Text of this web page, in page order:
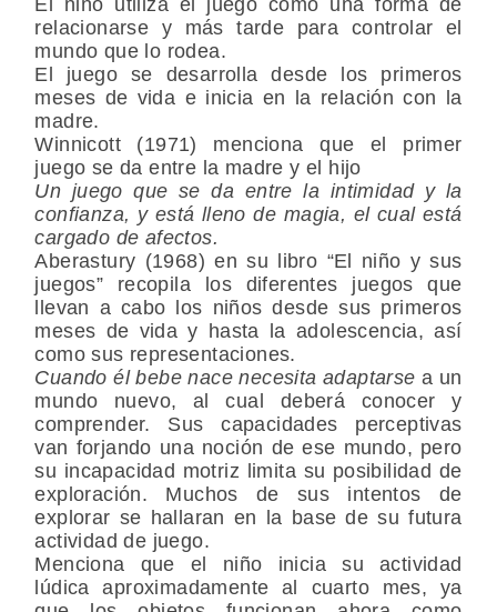
relacionarse y más tarde para controlar el
mundo que lo rodea.
El juego se desarrolla desde los primeros
meses de vida e inicia en la relación con la
madre.
Winnicott (1971) menciona que el primer
juego se da entre la madre y el hijo
Un juego que se da entre la intimidad y la
confianza, y está lleno de magia, el cual está
cargado de afectos.
Aberastury (1968) en su libro “El niño y sus
juegos” recopila los diferentes juegos que
llevan a cabo los niños desde sus primeros
meses de vida y hasta la adolescencia, así
como sus representaciones.
Cuando él bebe nace necesita adaptarsea un
mundo nuevo, al cual deberá conocer y
comprender. Sus capacidades perceptivas
van forjando una noción de ese mundo, pero
su incapacidad motriz limita su posibilidad de
exploración. Muchos de sus intentos de
explorar se hallaran en la base de su futura
actividad de juego.
Menciona que el niño inicia su actividad
lúdica aproximadamente al cuarto mes, ya